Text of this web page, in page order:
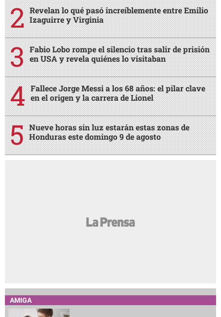
Revelan lo qué pasó increíblemente entre Emilio
Izaguirre y Virginia
Fabio Lobo rompe el silencio tras salir de prisión
en USA y revela quiénes lo visitaban
Fallece Jorge Messi a los 68 años: el pilar clave
en el origen y la carrera de Lionel
Nueve horas sin luz estarán estas zonas de
Honduras este domingo 9 de agosto
AMIGA